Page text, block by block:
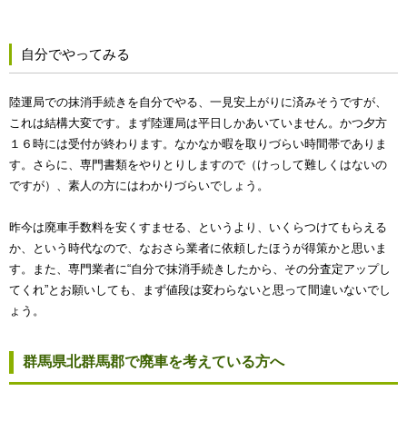
自分でやってみる
陸運局での抹消手続きを自分でやる、一見安上がりに済みそうですが、
これは結構大変です。まず陸運局は平日しかあいていません。かつ夕方
１６時には受付が終わります。なかなか暇を取りづらい時間帯でありま
す。さらに、専門書類をやりとりしますので（けっして難しくはないの
ですが）、素人の方にはわかりづらいでしょう。
昨今は廃車手数料を安くすませる、というより、いくらつけてもらえる
か、という時代なので、なおさら業者に依頼したほうが得策かと思いま
す。また、専門業者に“自分で抹消手続きしたから、その分査定アップし
てくれ”とお願いしても、まず値段は変わらないと思って間違いないでし
ょう。
群馬県北群馬郡で廃車を考えている方へ